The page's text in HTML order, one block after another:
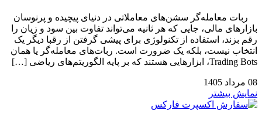
ربات معامله‌گر سشن‌های معاملاتی در دنیای پیچیده و پرنوسان
بازارهای مالی، جایی که هر ثانیه می‌تواند تفاوت بین سود و زیان را
رقم بزند، استفاده از تکنولوژی برای پیشی گرفتن از رقبا دیگر یک
انتخاب نیست، بلکه یک ضرورت است. ربات‌های معامله‌گر یا همان
Trading Bots، ابزارهایی هستند که بر پایه الگوریتم‌های ریاضی […]
08 مرداد 1405
نمایش بیشتر